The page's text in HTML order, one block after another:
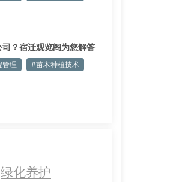
？宿迁观览阁为您解答
理 #苗木种植技术
绿化养护